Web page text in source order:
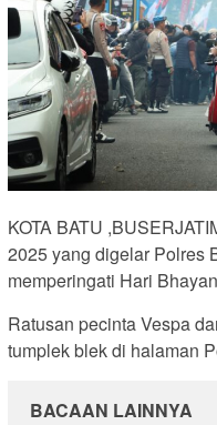
KOTA BATU
2025 yang digelar Polres
memperingati Hari
Ratusan pecinta Vespa
tumplek blek di halaman
BACAAN LAINNYA